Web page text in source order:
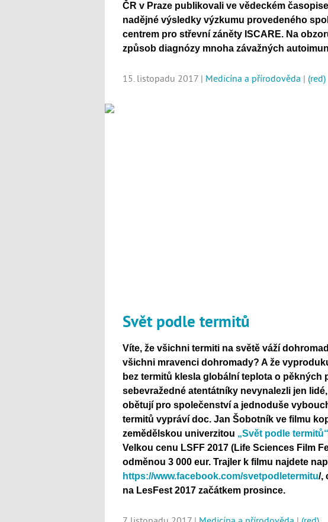
ČR v Praze publikovali ve vědeckém
nadějné výsledky výzkumu provedeného
centrem pro střevní záněty ISCARE. Na
způsob diagnózy mnoha závažných
15. listopadu 2017 | Medicína a přírodověda | (red)
Svět podle termitů
Víte, že všichni termiti na světě váží
všichni mravenci dohromady? A že
bez termitů klesla globální teplota o pěkných
sebevražedné atentátníky nevynalezli jen
obětují pro společenství a jednoduše
termitů vypráví doc. Jan Šobotník ve filmu
zemědělskou univerzitou „Svět podle
Velkou cenu LSFF 2017 (Life Sciences Film
odměnou 3 000 eur. Trajler k filmu najdete
https://www.facebook.com/svetpodletermitu/,
na LesFest 2017 začátkem prosince.